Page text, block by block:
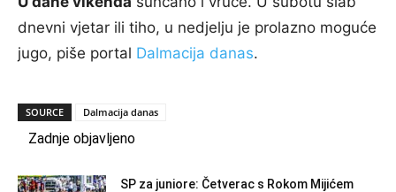
dnevni vjetar ili tiho, u nedjelju je prolazno moguće
jugo, piše portal Dalmacija danas.
SOURCE Dalmacija danas
Zadnje objavljeno
SP za juniore: Četverac s Rokom Mijićem